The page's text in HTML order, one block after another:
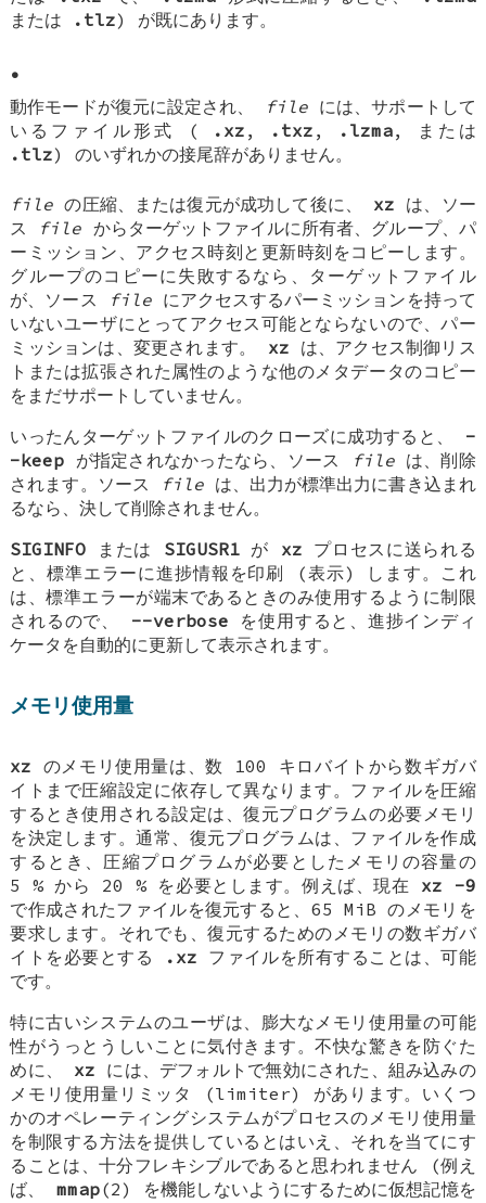
または
.tlz) が既にあります。
•
動作モードが復元に設定され、
file には、サポートして
いるファイル形式 (
.xz , .txz , .lzma, または
.tlz) のいずれかの接尾辞がありません。
file の圧縮、または復元が成功して後に、 xz は、ソー
ス
file からターゲットファイルに所有者、グループ、パ
ーミッション、アクセス時刻と更新時刻をコピーします。
グループのコピーに失敗するなら、ターゲットファイル
が、ソース
fileにアクセスするパーミッションを持って
いないユーザにとってアクセス可能とならないので、パー
ミッションは、変更されます。 xz は、アクセス制御リス
トまたは拡張された属性のような他のメタデータのコピー
をまだサポートしていません。
いったんターゲットファイルのクローズに成功すると、 -
-keep が指定されなかったなら、ソース fileは、削除
されます。ソース
fileは、出力が標準出力に書き込まれ
るなら、決して削除されません。
SIGINFO または SIGUSR1が xz プロセスに送られる
と、標準エラーに進捗情報を印刷 (表示) します。これ
は、標準エラーが端末であるときのみ使用するように制限
されるので、 --verbose を使用すると、進捗インディ
ケータを自動的に更新して表示されます。
メモリ使用量
xz のメモリ使用量は、数 100 キロバイトから数ギガバ
イトまで圧縮設定に依存して異なります。ファイルを圧縮
するとき使用される設定は、復元プログラムの必要メモリ
を決定します。通常、復元プログラムは、ファイルを作成
するとき、圧縮プログラムが必要としたメモリの容量の
5 % から 20 % を必要とします。例えば、現在 xz -9
で作成されたファイルを復元すると、65 MiB のメモリを
要求します。それでも、復元するためのメモリの数ギガバ
イトを必要とする
.xz ファイルを所有することは、可能
です。
特に古いシステムのユーザは、膨大なメモリ使用量の可能
性がうっとうしいことに気付きます。不快な驚きを防ぐた
めに、 xz には、デフォルトで無効にされた、組み込みの
メモリ使用量リミッタ (limiter) があります。いくつ
かのオペレーティングシステムがプロセスのメモリ使用量
を制限する方法を提供しているとはいえ、それを当てにす
ることは、十分フレキシブルであると思われません (例え
ば、 mmap(2) を機能しないようにするために仮想記憶を